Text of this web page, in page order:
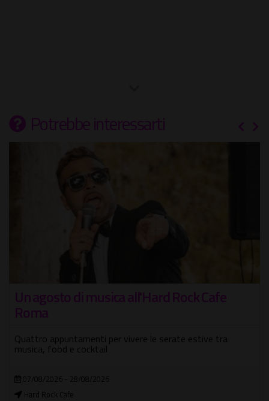
Potrebbe interessarti
Un agosto di musica all'Hard Rock Cafe
Roma
Quattro appuntamenti per vivere le serate estive tra
musica, food e cocktail
07/08/2026 - 28/08/2026
Hard Rock Cafe